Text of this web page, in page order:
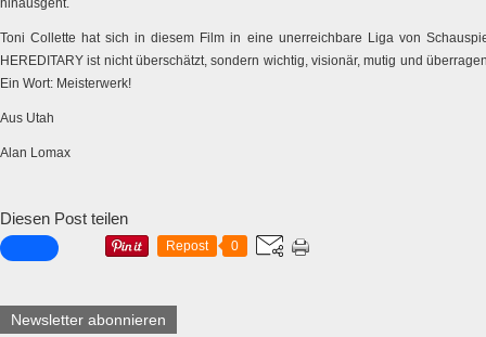
hinausgeht.
Toni Collette hat sich in diesem Film in eine unerreichbare Liga von
HEREDITARY ist nicht überschätzt, sondern wichtig, visionär, mutig und
Ein Wort: Meisterwerk!
Aus Utah
Alan Lomax
Diesen Post teilen
Repost 0
Newsletter abonnieren